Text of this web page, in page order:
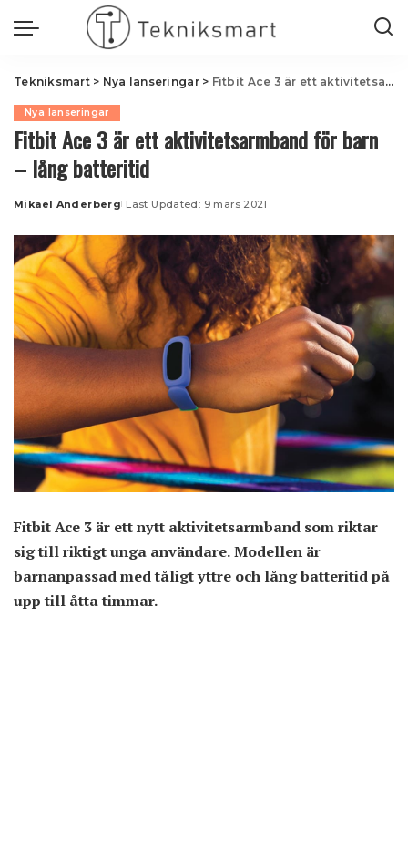
Tekniksmart> Nya lanseringar> Fitbit Ace 3 är ett aktivitetsarmband för barn – lång batteritid
Nya lanseringar
Fitbit Ace 3 är ett aktivitetsarmband för barn
– lång batteritid
Posted
Mikael Anderberg Last Updated: 9 mars 2021
Fitbit Ace 3 är ett nytt aktivitetsarmband som riktar
sig till riktigt unga användare. Modellen är
barnanpassad med tåligt yttre och lång batteritid på
upp till åtta timmar.